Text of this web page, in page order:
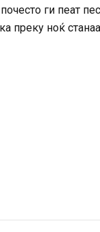
ги пеат
преку ноќ станаа